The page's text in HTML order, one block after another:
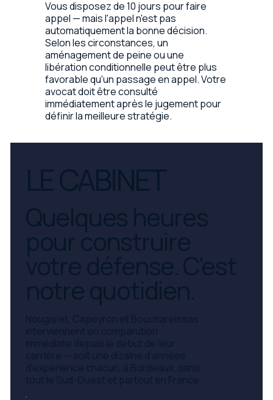
Vous disposez de 10 jours pour faire
appel — mais l'appel n'est pas
automatiquement la bonne décision.
Selon les circonstances, un
aménagement de peine ou une
libération conditionnelle peut être plus
favorable qu'un passage en appel. Votre
avocat doit être consulté
immédiatement après le jugement pour
définir la meilleure stratégie.
LE CABINET
Quelques heures
pour construire
votre défense. C'est
notre quotidien.
Nougaret, Capeyron et Bouchareissas
interviennent en comparution
immédiate depuis le début de leur
carrière — soit une dizaine d'années
d'expérience chacun, à Bordeaux, dans
tout le Sud-Ouest et partout en France.